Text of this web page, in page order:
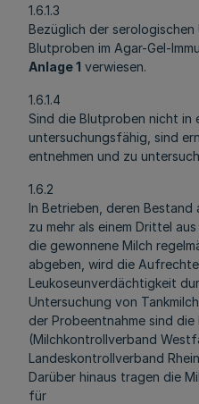
1.6.1.3
Bezüglich der
Blutproben im Agar-Gel-
Anlage 1 verwiesen.
1.6.1.4
Sind die Blutproben nicht in
untersuchungsfähig, sind
entnehmen und zu
1.6.2
In Betrieben, deren Bestand
zu mehr als einem Drittel
die gewonnene Milch
abgeben, wird die
Leukoseunverdächtigkeit
Untersuchung von
der Probeentnahme sind
(Milchkontrollverband
Landeskontrollverband
Darüber hinaus tragen die
für